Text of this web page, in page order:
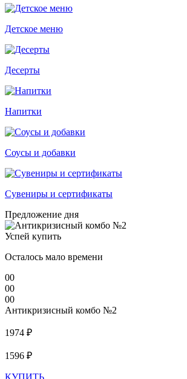
Детское меню
Десерты
Напитки
Соусы и добавки
Сувениры и сертификаты
Предложение дня
Успей купить
Осталось мало времени
00
00
00
Антикризисный комбо №2
1974 ₽
1596 ₽
КУПИТЬ